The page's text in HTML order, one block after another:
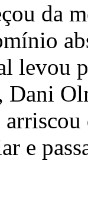
da
levou
e